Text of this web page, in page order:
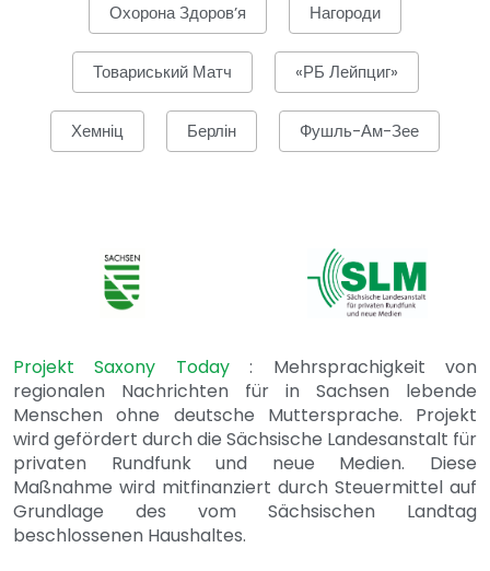
Охорона Здоров’я Нагороди
Товариський Матч «РБ Лейпциг»
Хемніц Берлін Фушль-Ам-Зее
Projekt Saxony Today: Mehrsprachigkeit von
regionalen Nachrichten für in Sachsen lebende
Menschen ohne deutsche Muttersprache. Projekt
wird gefördert durch die Sächsische Landesanstalt für
privaten Rundfunk und neue Medien. Diese
Maßnahme wird mitfinanziert durch Steuermittel auf
Grundlage des vom Sächsischen Landtag
beschlossenen Haushaltes.